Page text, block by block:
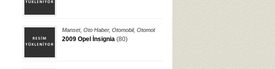
Manset, Oto Haber, Otomobil, Otomot
2009 Opel İnsignia (80)